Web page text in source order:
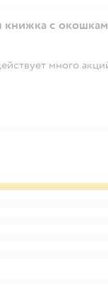
книжка с
много